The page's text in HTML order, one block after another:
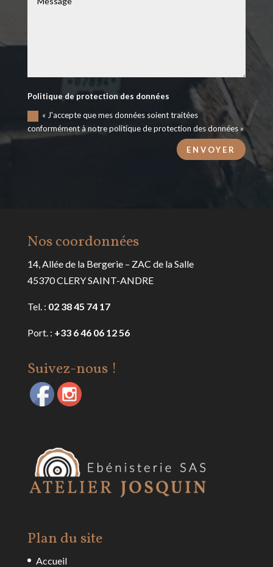
Politique de protection des données
« J'accepte que mes données soient traitées
conformément à notre politique de protection des données »
ENVOYER
Nos coordonnées
14, Allée de la Bergerie – ZAC de la Salle
45370 CLERY SAINT-ANDRE
Tel. : 02 38 45 74 17
Port. : +33 6 46 06 12 56
Suivez-nous !
Plan du site
Accueil